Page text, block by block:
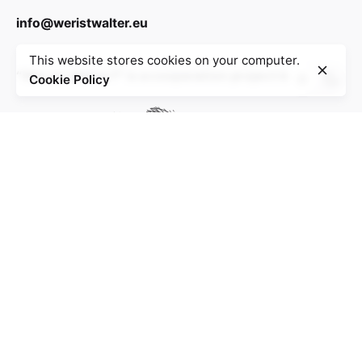
info@weristwalter.eu
“Wer ist Walter?” is a cooperation project between
This website stores cookies on your computer.
Cookie Policy